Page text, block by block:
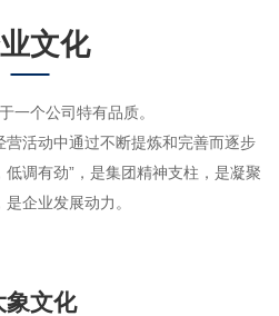
文化
一个公司特有品质。
营活动中通过不断提炼和完善而逐步
调有劲”，是集团精神支柱，是凝聚
是企业发展动力。
象文化